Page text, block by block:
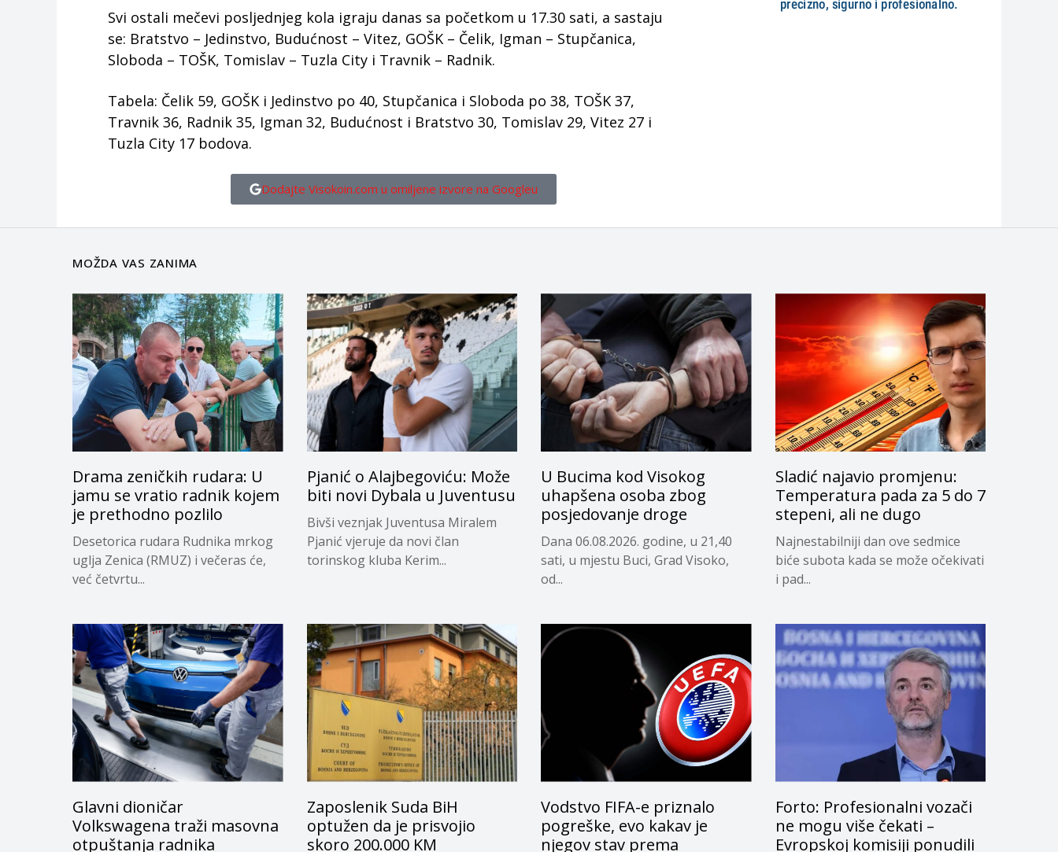
Svi ostali mečevi posljednjeg kola igraju danas sa početkom u 17.30 sati, a sastaju
se: Bratstvo – Jedinstvo, Budućnost – Vitez, GOŠK – Čelik, Igman – Stupčanica,
Sloboda – TOŠK, Tomislav – Tuzla City i Travnik – Radnik.
Tabela: Čelik 59, GOŠK i Jedinstvo po 40, Stupčanica i Sloboda po 38, TOŠK 37,
Travnik 36, Radnik 35, Igman 32, Budućnost i Bratstvo 30, Tomislav 29, Vitez 27 i
Tuzla City 17 bodova.
Dodajte Visokoin.com u omiljene izvore na Googleu
MOŽDA VAS ZANIMA
Drama zeničkih rudara: U
jamu se vratio radnik kojem
je prethodno pozlilo
Desetorica rudara Rudnika mrkog
uglja Zenica (RMUZ) i večeras će,
već četvrtu...
Pjanić o Alajbegoviću: Može
biti novi Dybala u Juventusu
Bivši veznjak Juventusa Miralem
Pjanić vjeruje da novi član
torinskog kluba Kerim...
U Bucima kod Visokog
uhapšena osoba zbog
posjedovanje droge
Dana 06.08.2026. godine, u 21,40
sati, u mjestu Buci, Grad Visoko,
od...
Sladić najavio promjenu:
Temperatura pada za 5 do 7
stepeni, ali ne dugo
Najnestabilniji dan ove sedmice
biće subota kada se može očekivati
i pad...
Glavni dioničar
Volkswagena traži masovna
otpuštanja radnika
Zaposlenik Suda BiH
optužen da je prisvojio
skoro 200.000 KM
Vodstvo FIFA-e priznalo
pogreške, evo kakav je
njegov stav prema
Forto: Profesionalni vozači
ne mogu više čekati –
Evropskoj komisiji ponudili